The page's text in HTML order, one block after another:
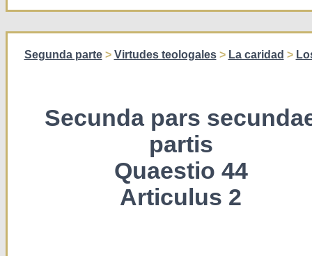
Segunda parte> Virtudes teologales> La caridad >
Secunda pars
partis
Quaestio 44
Articulus 2